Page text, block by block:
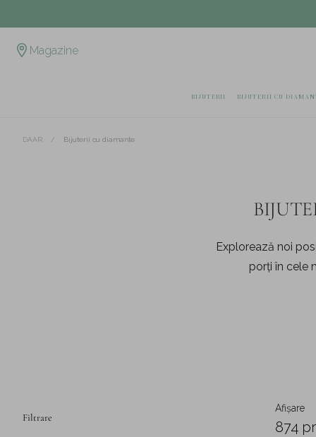
Magazine
BIJUTERII BIJUTERII CU
DAAR / Bijuterii cu diamante
Explorează noi
porți în cele
Afișare
874
Filtrare